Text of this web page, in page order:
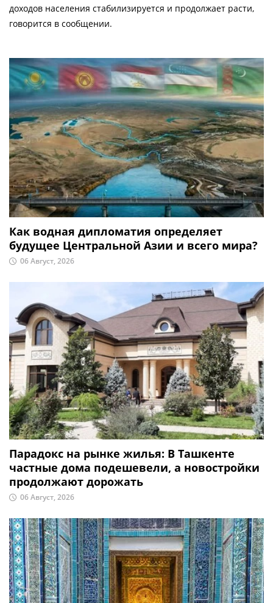
доходов населения стабилизируется и продолжает расти,
говорится в сообщении.
Как водная дипломатия определяет
будущее Центральной Азии и всего мира?
06 Август, 2026
Парадокс на рынке жилья: В Ташкенте
частные дома подешевели, а новостройки
продолжают дорожать
06 Август, 2026